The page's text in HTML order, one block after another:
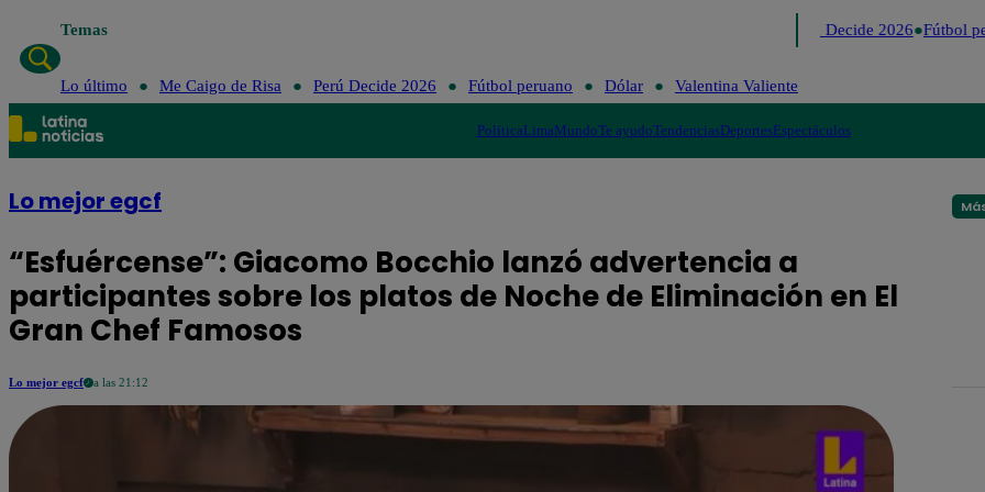
Temas Perú Decide 2026 Fútbol
Lo último Me Caigo de Risa Perú Decide 2026 Fútbol peruano Dólar Valentina Valiente
PolíticaLimaMundoTe ayudoTendenciasDeportesEspectáculos
Lo mejor egcf
“Esfuércense”: Giacomo Bocchio lanzó advertencia a
participantes sobre los platos de Noche de Eliminación en El
Gran Chef Famosos
Lo mejor egcf a las 21:12